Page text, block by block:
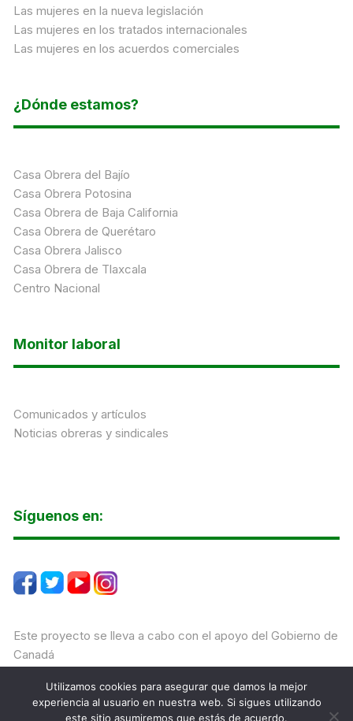
Las mujeres en la nueva legislación
Las mujeres en los tratados internacionales
Las mujeres en los acuerdos comerciales
¿Dónde estamos?
Casa Obrera del Bajío
Casa Obrera Potosina
Casa Obrera de Baja California
Casa Obrera de Querétaro
Casa Obrera Jalisco
Casa Obrera de Tlaxcala
Centro Nacional
Monitor laboral
Comunicados y artículos
Noticias obreras y sindicales
Síguenos en:
Este proyecto se lleva a cabo con el apoyo del Gobierno de
Canadá
Utilizamos cookies para asegurar que damos la mejor
experiencia al usuario en nuestra web. Si sigues utilizando
este sitio asumiremos que estás de acuerdo.